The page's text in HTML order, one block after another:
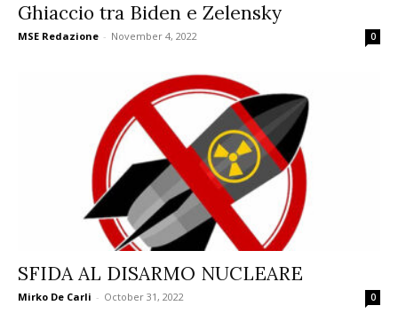
Ghiaccio tra Biden e Zelensky
MSE Redazione - November 4, 2022 0
SFIDA AL DISARMO NUCLEARE
Mirko De Carli - October 31, 2022 0